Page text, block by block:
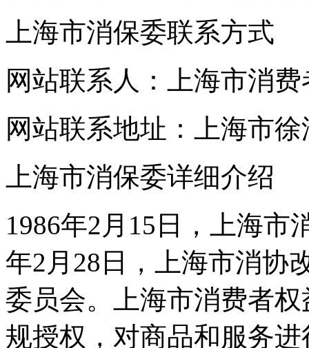
上海市消保委联系方式
网站联系人：上海市消
网站联系地址：上海市
上海市消保委详细介绍
1986年2月15日，上海市
年2月28日，上海市消协
委员会。上海市消费者
规授权，对商品和服务